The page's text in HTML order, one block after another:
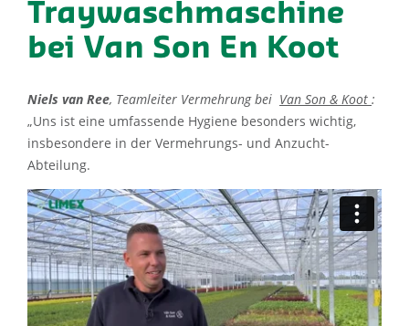
Traywaschmaschine
bei Van Son En Koot
Niels van Ree, Teamleiter Vermehrung bei Van Son & Koot :
„Uns ist eine umfassende Hygiene besonders wichtig,
insbesondere in der Vermehrungs- und Anzucht-
Abteilung.